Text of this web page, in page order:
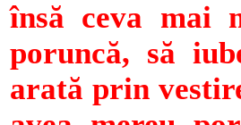
însă ceva mai
poruncă, să
arată prin